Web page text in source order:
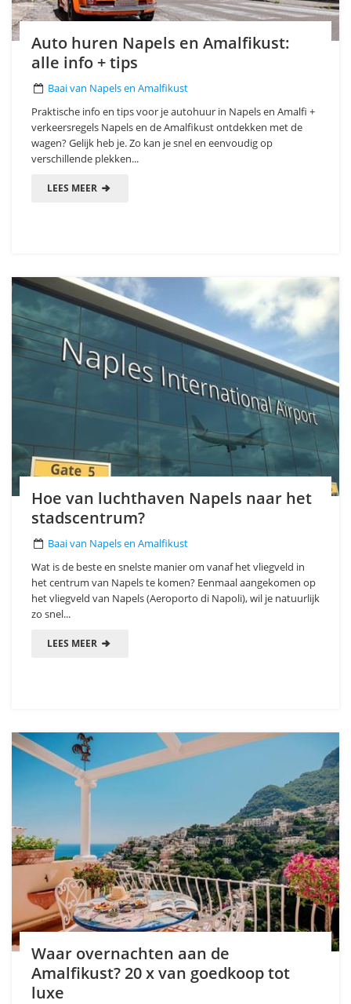
Auto huren Napels en Amalfikust:
alle info + tips
Baai van Napels en Amalfikust
Praktische info en tips voor je autohuur in Napels en Amalfi +
verkeersregels Napels en de Amalfikust ontdekken met de
wagen? Gelijk heb je. Zo kan je snel en eenvoudig op
verschillende plekken...
LEES MEER
Hoe van luchthaven Napels naar het
stadscentrum?
Baai van Napels en Amalfikust
Wat is de beste en snelste manier om vanaf het vliegveld in
het centrum van Napels te komen? Eenmaal aangekomen op
het vliegveld van Napels (Aeroporto di Napoli), wil je natuurlijk
zo snel...
LEES MEER
Waar overnachten aan de
Amalfikust? 20 x van goedkoop tot
luxe